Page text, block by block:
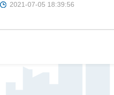
2021-07-05 18:39:56